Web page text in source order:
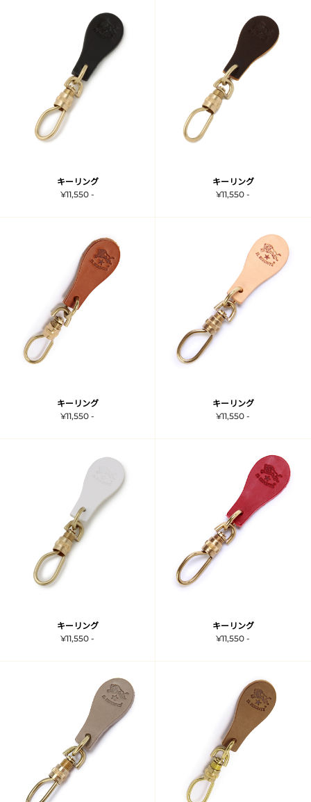
キーリング
¥11,550 -
キーリング
¥11,550 -
キーリング
¥11,550 -
キーリング
¥11,550 -
キーリング
¥11,550 -
キーリング
¥11,550 -